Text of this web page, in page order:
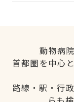
動物病
首都圏を中心
路線・駅・行